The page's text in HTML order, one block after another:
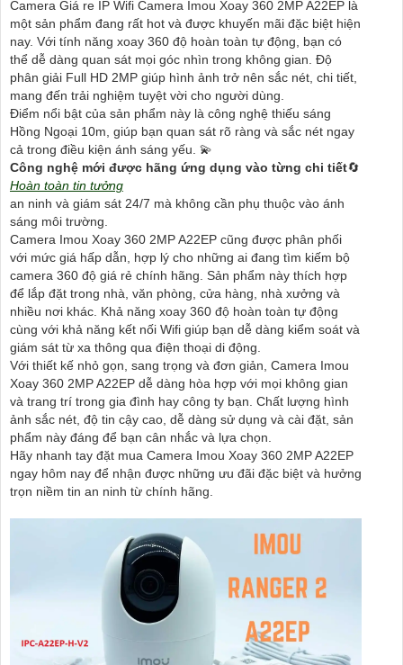
Camera Giá re IP Wifi Camera Imou Xoay 360 2MP A22EP là
một sản phẩm đang rất hot và được khuyến mãi đặc biệt hiện
nay. Với tính năng xoay 360 độ hoàn toàn tự động, bạn có
thể dễ dàng quan sát mọi góc nhìn trong không gian. Độ
phân giải Full HD 2MP giúp hình ảnh trở nên sắc nét, chi tiết,
mang đến trải nghiệm tuyệt vời cho người dùng.
Điểm nổi bật của sản phẩm này là công nghệ thiếu sáng
Hồng Ngoại 10m, giúp bạn quan sát rõ ràng và sắc nét ngay
cả trong điều kiện ánh sáng yếu. 💫
Công nghệ mới được hãng ứng dụng vào từng chi tiết🔄
Hoàn toàn tin tưởng
an ninh và giám sát 24/7 mà không cần phụ thuộc vào ánh
sáng môi trường.
Camera Imou Xoay 360 2MP A22EP cũng được phân phối
với mức giá hấp dẫn, hợp lý cho những ai đang tìm kiếm bộ
camera 360 độ giá rẻ chính hãng. Sản phẩm này thích hợp
để lắp đặt trong nhà, văn phòng, cửa hàng, nhà xưởng và
nhiều nơi khác. Khả năng xoay 360 độ hoàn toàn tự động
cùng với khả năng kết nối Wifi giúp bạn dễ dàng kiểm soát và
giám sát từ xa thông qua điện thoại di động.
Với thiết kế nhỏ gọn, sang trọng và đơn giản, Camera Imou
Xoay 360 2MP A22EP dễ dàng hòa hợp với mọi không gian
và trang trí trong gia đình hay công ty bạn. Chất lượng hình
ảnh sắc nét, độ tin cậy cao, dễ dàng sử dụng và cài đặt, sản
phẩm này đáng để bạn cân nhắc và lựa chọn.
Hãy nhanh tay đặt mua Camera Imou Xoay 360 2MP A22EP
ngay hôm nay để nhận được những ưu đãi đặc biệt và hưởng
trọn niềm tin an ninh từ chính hãng.